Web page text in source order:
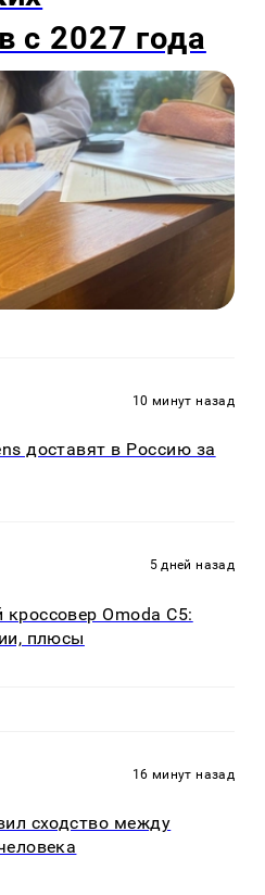
с 2027 года
10 минут назад
доставят в Россию за
5 дней назад
Omoda C5:
плюсы
16 минут назад
сходство между